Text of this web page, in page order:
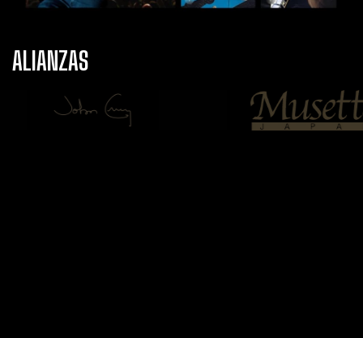
ALIANZAS